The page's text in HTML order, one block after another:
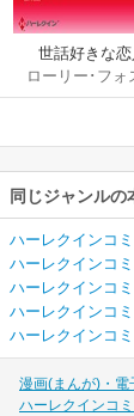
世話好きな恋
ローリー･フォ
ー/JET
同じジャンルの
ハーレクインコ
ハーレクインコ
ハーレクインコ
ハーレクインコ
ハーレクインコ
漫画(まんが)・電
ハーレクインコ